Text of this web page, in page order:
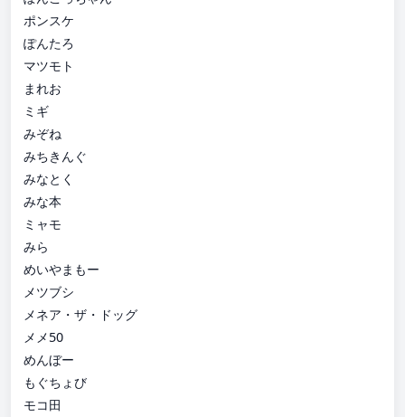
ポンスケ
ぽんたろ
マツモト
まれお
ミギ
みぞね
みちきんぐ
みなとく
みな本
ミャモ
みら
めいやまもー
メツブシ
メネア・ザ・ドッグ
メメ50
めんぼー
もぐちょび
モコ田